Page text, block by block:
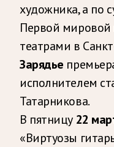
художника, а по
Первой мировой
театрами в
Зарядье
исполнителем
Татарникова.
В пятницу 22
«Виртуозы